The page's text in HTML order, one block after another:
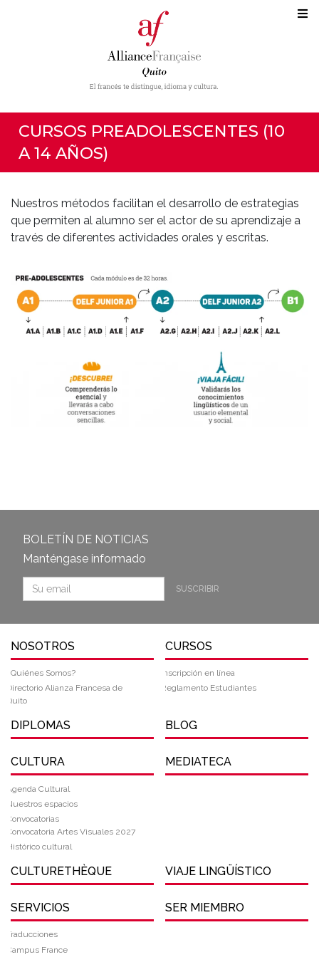
CURSOS PREADOLESCENTES (10
A 14 AÑOS)
Nuestros métodos facilitan el desarrollo de estrategias
que permiten al alumno ser el actor de su aprendizaje a
través de diferentes actividades orales y escritas.
BOLETÍN DE NOTICIAS
Manténgase informado
SUSCRIBIR
NOSOTROS
¿Quiénes Somos?
Directorio Alianza Francesa de
Quito
CURSOS
Inscripción en línea
Reglamento Estudiantes
DIPLOMAS BLOG
CULTURA
Agenda Cultural
Nuestros espacios
Convocatorias
Convocatoria Artes Visuales 2027
Histórico cultural
MEDIATECA
CULTURETHÈQUE VIAJE LINGÜÍSTICO
SERVICIOS
Traducciones
Campus France
SER MIEMBRO